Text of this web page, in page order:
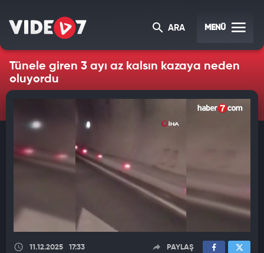
ARA MENÜ
Tünele giren 3 ayı az kalsın kazaya neden
oluyordu
11.12.2025 17:33 PAYLAŞ